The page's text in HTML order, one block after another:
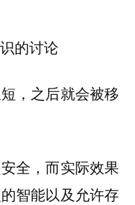
的讨论
，之后就会被移
全，而实际效果
智能以及允许存